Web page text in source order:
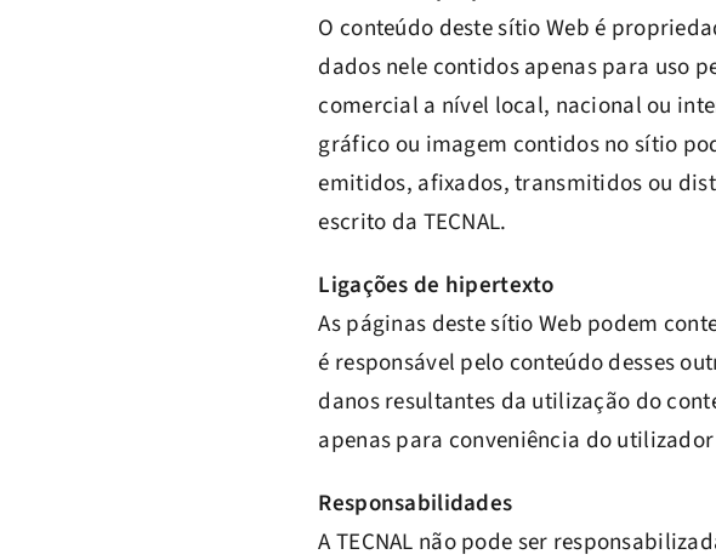
O conteúdo deste sítio Web é
dados nele contidos apenas para uso
comercial a nível local, nacional ou
gráfico ou imagem contidos no sítio
emitidos, afixados, transmitidos ou
escrito da TECNAL.
Ligações de hipertexto
As páginas deste sítio Web podem
é responsável pelo conteúdo desses
danos resultantes da utilização do
apenas para conveniência do
Responsabilidades
A TECNAL não pode ser